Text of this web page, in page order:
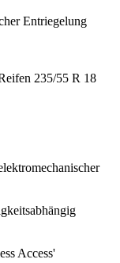
Entriegelung
235/55 R 18
Access'